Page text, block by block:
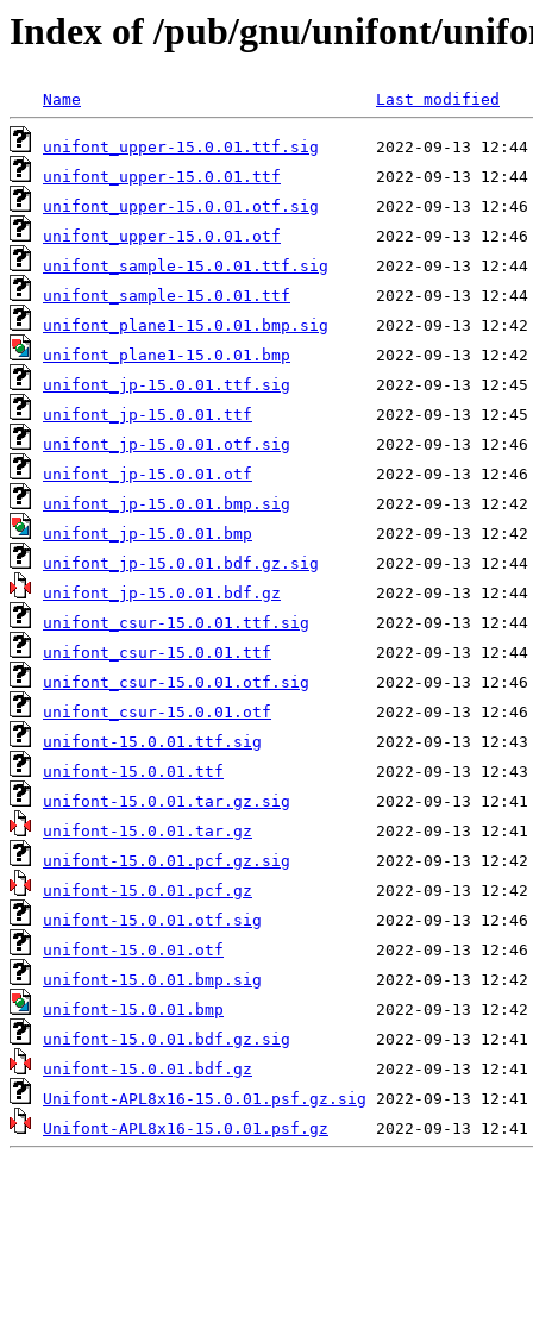
Index of /pub/gnu/unifont/
Name Last modified
unifont_upper-15.0.01.ttf.sig
unifont_upper-15.0.01.ttf
unifont_upper-15.0.01.otf.sig
unifont_upper-15.0.01.otf
unifont_sample-15.0.01.ttf.sig
unifont_sample-15.0.01.ttf
unifont_plane1-15.0.01.bmp.sig
unifont_plane1-15.0.01.bmp
unifont_jp-15.0.01.ttf.sig
unifont_jp-15.0.01.ttf
unifont_jp-15.0.01.otf.sig
unifont_jp-15.0.01.otf
unifont_jp-15.0.01.bmp.sig
unifont_jp-15.0.01.bmp
unifont_jp-15.0.01.bdf.gz.sig
unifont_jp-15.0.01.bdf.gz
unifont_csur-15.0.01.ttf.sig
unifont_csur-15.0.01.ttf
unifont_csur-15.0.01.otf.sig
unifont_csur-15.0.01.otf
unifont-15.0.01.ttf.sig
unifont-15.0.01.ttf
unifont-15.0.01.tar.gz.sig
unifont-15.0.01.tar.gz
unifont-15.0.01.pcf.gz.sig
unifont-15.0.01.pcf.gz
unifont-15.0.01.otf.sig
unifont-15.0.01.otf
unifont-15.0.01.bmp.sig
unifont-15.0.01.bmp
unifont-15.0.01.bdf.gz.sig
unifont-15.0.01.bdf.gz
Unifont-APL8x16-15.0.01.psf.gz.sig
Unifont-APL8x16-15.0.01.psf.gz